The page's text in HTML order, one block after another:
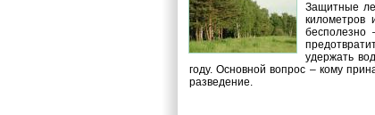
Защитные
километров
бесполезно
удержать
году. Основной вопрос – кому
разведение.